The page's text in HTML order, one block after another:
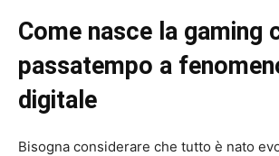
Come nasce la gaming
passatempo a
digitale
Bisogna considerare che tutto è nato